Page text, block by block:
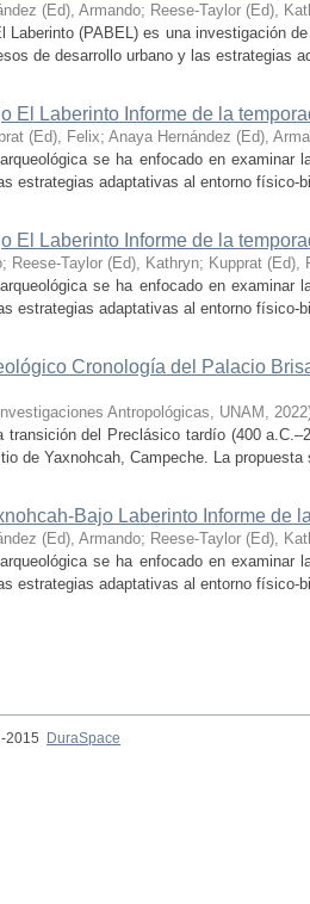
(Ed), Armando; Reese-Taylor (Ed),
Laberinto (PABEL) es una investigación
de desarrollo urbano y las estrategias
El Laberinto Informe de la
(Ed), Felix; Anaya Hernández (Ed),
se ha enfocado en examinar
estrategias adaptativas al entorno físico-
El Laberinto Informe de la
; Reese-Taylor (Ed), Kathryn; Kupprat (Ed),
se ha enfocado en examinar
estrategias adaptativas al entorno físico-
Cronología del Palacio
Antropológicas, UNAM , 2022
del Preclásico tardío (400
de Yaxnohcah, Campeche. La
Bajo Laberinto Informe de
(Ed), Armando; Reese-Taylor (Ed),
se ha enfocado en examinar
estrategias adaptativas al entorno físico-
2015
DuraSpace